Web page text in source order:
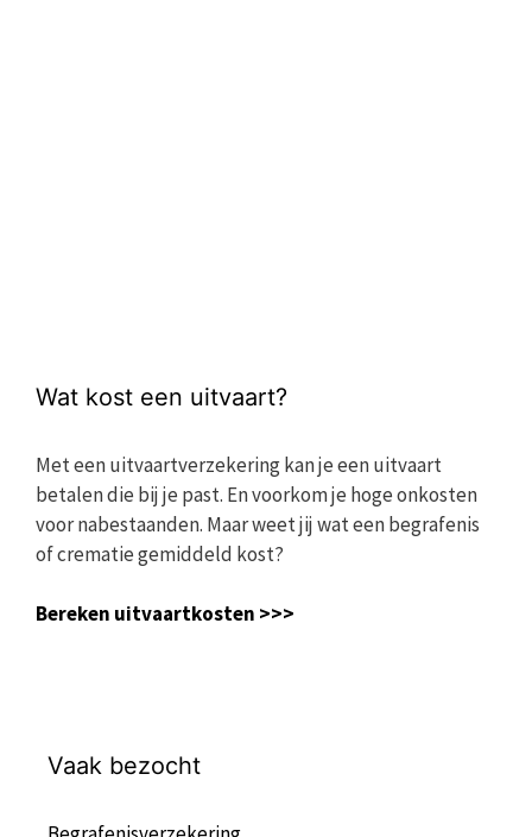
Wat kost een uitvaart?
Met een uitvaartverzekering kan je een uitvaart
betalen die bij je past. En voorkom je hoge onkosten
voor nabestaanden. Maar weet jij wat een begrafenis
of crematie gemiddeld kost?
Bereken uitvaartkosten >>>
Vaak bezocht